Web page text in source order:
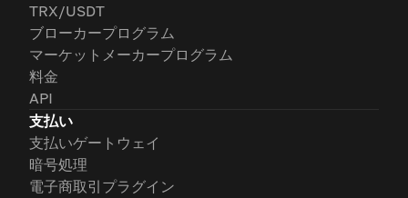
TRX/USDT
ブローカープログラム
マーケットメーカープログラム
料金
API
支払い
支払いゲートウェイ
暗号処理
電子商取引プラグイン